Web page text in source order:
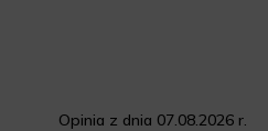
Opinia z dnia 07.08.2026 r.